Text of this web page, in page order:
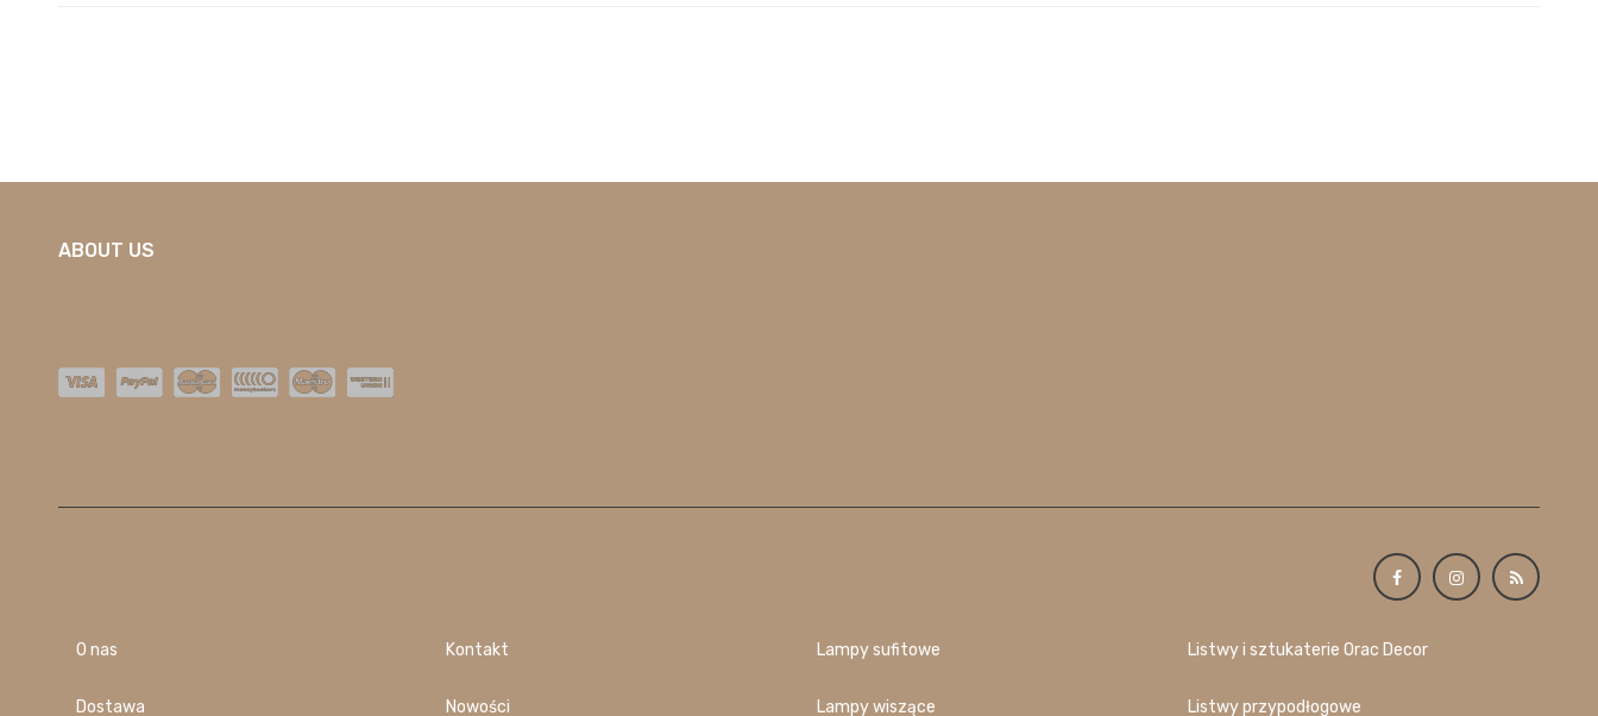
ABOUT US
O nas
Dostawa
Kontakt
Nowości
Lampy sufitowe
Lampy wiszące
Listwy i sztukaterie Orac Decor
Listwy przypodłogowe